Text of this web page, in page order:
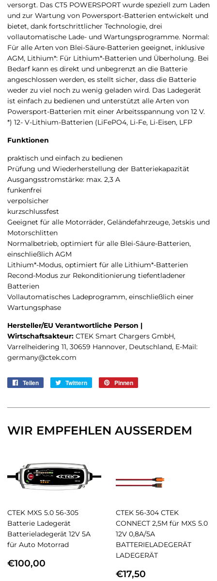
versorgt. Das CT5 POWERSPORT wurde speziell zum Laden
und zur Wartung von Powersport-Batterien entwickelt und
bietet, dank fortschrittlicher Technologie, drei
vollautomatische Lade- und Wartungsprogramme. Normal:
Für alle Arten von Blei-Säure-Batterien geeignet, inklusive
AGM, Lithium*: Für Lithium*-Batterien und Überholung. Bei
Bedarf kann es direkt und unbegrenzt an die Batterie
angeschlossen werden, es stellt sicher, dass die Batterie
weder zu viel noch zu wenig geladen wird. Das Ladegerät
ist einfach zu bedienen und unterstützt alle Arten von
Powersport-Batterien mit einer Arbeitsspannung von 12 V.
*) 12- V-Lithium-Batterien (LiFePO4, Li-Fe, Li-Eisen, LFP
Funktionen
praktisch und einfach zu bedienen
Prüfung und Wiederherstellung der Batteriekapazität
Ausgangsstromstärke: max. 2,3 A
funkenfrei
verpolsicher
kurzschlussfest
Geeignet für alle Motorräder, Geländefahrzeuge, Jetskis und
Motorschlitten
Normalbetrieb, optimiert für alle Blei-Säure-Batterien,
einschließlich AGM
Lithium*-Modus, optimiert für alle ­Lithium*-Batterien
Recond-Modus zur Rekonditionierung tiefentladener
Batterien
Vollautomatisches Ladeprogramm, einschließlich einer
Wartungsphase
Hersteller/EU Verantwortliche Person |
Wirtschaftsakteur: CTEK Smart Chargers GmbH,
Varrelheidering 11, 30659 Hannover, Deutschland, E-Mail:
germany@ctek.com
Teilen Twittern Pinnen
WIR EMPFEHLEN AUSSERDEM
CTEK MXS 5.0 56-305
Batterie Ladegerät
Batterieladegerät 12V 5A
für Auto Motorrad
NORMALER
€100,00
CTEK 56-304 CTEK
CONNECT 2,5M für MXS 5.0
12V 0,8A/5A
BATTERIELADEGERÄT
LADEGERÄT
NORMALER
€17,50